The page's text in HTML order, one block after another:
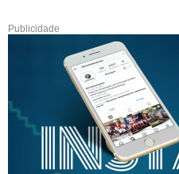
Publicidade